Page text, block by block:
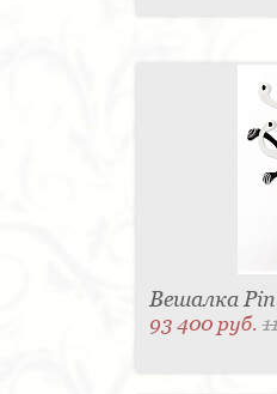
Вешалка
93 400 руб.